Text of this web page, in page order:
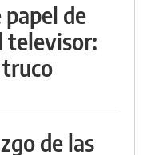
de
televisor:
de las